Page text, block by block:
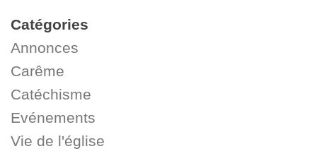
Catégories
Annonces
Carême
Catéchisme
Evénements
Vie de l'église